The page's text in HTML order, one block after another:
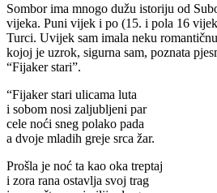
Sombor ima mnogo dužu istoriju od
vijeka. Puni vijek i po (15. i pola 16
Turci. Uvijek sam imala neku
kojoj je uzrok, sigurna sam, poznata
“Fijaker stari”.
“Fijaker stari ulicama luta
i sobom nosi zaljubljeni par
cele noći sneg polako pada
a dvoje mladih greje srca žar.
Prošla je noć ta kao oka treptaj
i zora rana ostavlja svoj trag